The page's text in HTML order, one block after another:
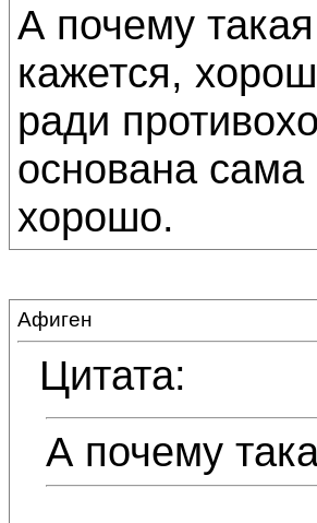
А почему
кажется,
ради
основана
хорошо.
Афиген
Цитата:
А почему